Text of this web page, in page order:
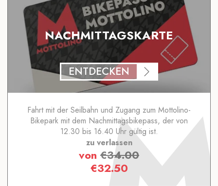
NACHMITTAGSKARTE
ENTDECKEN
Fahrt mit der Seilbahn und Zugang zum Mottolino-
Bikepark mit dem Nachmittagsbikepass, der von
12.30 bis 16.40 Uhr gültig ist.
zu verlassen
von €34.00
€32.50